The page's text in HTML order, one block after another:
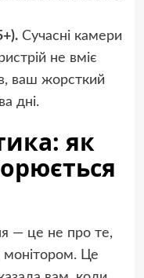
Сучасні камери
не вміє
ваш жорсткий
дні.
як
— це не про те,
Це